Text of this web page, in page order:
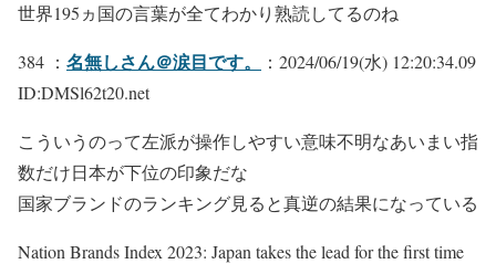
世界195ヵ国の言葉が全てわかり熟読してるのね
384 ： 名無しさん＠涙目です。
：2024/06/19(水) 12:20:34.09
ID:DMSl62t20.net
こういうのって左派が操作しやすい意味不明なあいまい指
数だけ日本が下位の印象だな
国家ブランドのランキング見ると真逆の結果になっている
Nation Brands Index 2023: Japan takes the lead for the first time